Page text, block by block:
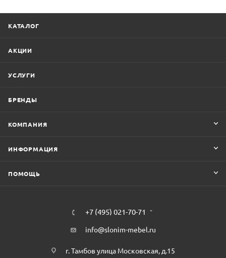
КАТАЛОГ
АКЦИИ
УСЛУГИ
БРЕНДЫ
КОМПАНИЯ
ИНФОРМАЦИЯ
ПОМОЩЬ
+7 (495) 021-70-71
info@slonim-mebel.ru
г. Тамбов улица Московская, д.15